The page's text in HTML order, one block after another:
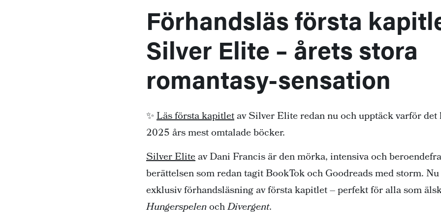
Förhandsläs första
Silver Elite – årets stora
romantasy-sensation
✨Läs första kapitletav Silver Elite redan nu och upptäck varför det
2025 års mest omtalade böcker.
Silver Eliteav Dani Francis är den mörka, intensiva och
berättelsen som redan tagit BookTok och Goodreads med storm.
exklusiv förhandsläsning av första kapitlet – perfekt för alla som
HungerspelenochDivergent.